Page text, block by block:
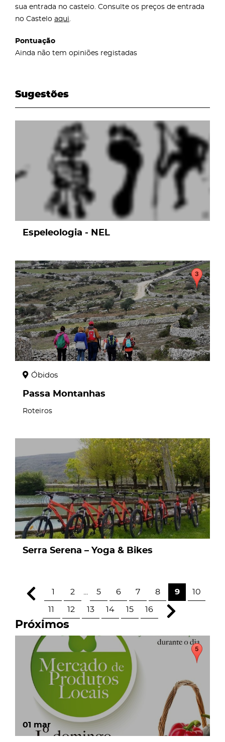
sua entrada no castelo. Consulte os preços de entrada
no Castelo aqui.
Pontuação
Ainda não tem opiniões registadas
Sugestões
Espeleologia - NEL
page
Óbidos
Passa Montanhas
Roteiros
Serra Serena – Yoga & Bikes
1 2 5 6 7 8 9 10
11 12 13 14 15 16
Próximos
01 mar